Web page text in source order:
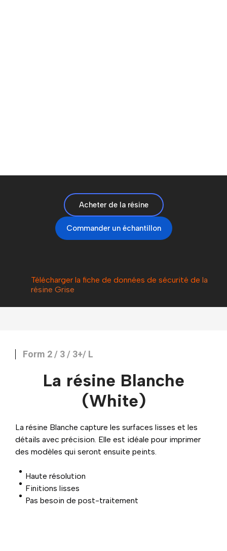
Acheter de la résine
Commander un échantillon
Télécharger la fiche de données de sécurité de la
résine Grise
Form 2 / 3 / 3+/ L
La résine Blanche
(White)
La résine Blanche capture les surfaces lisses et les
détails avec précision. Elle est idéale pour imprimer
des modèles qui seront ensuite peints.
Haute résolution
Finitions lisses
Pas besoin de post-traitement